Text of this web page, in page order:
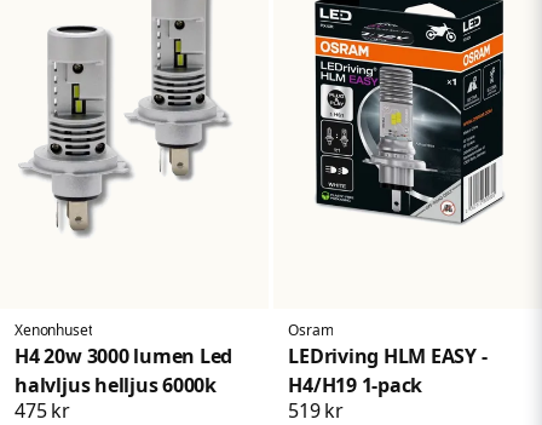
Xenonhuset
H4 20w 3000 lumen Led
halvljus helljus 6000k
475 kr
Osram
LEDriving HLM EASY -
H4/H19 1-pack
519 kr